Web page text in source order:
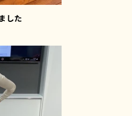
した